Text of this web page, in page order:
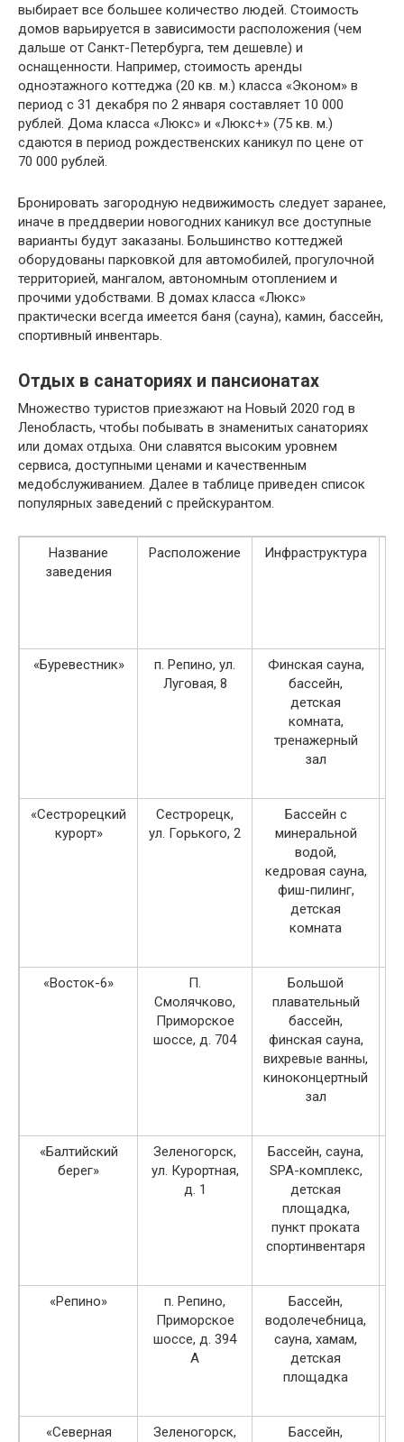
выбирает все большее количество людей. Стоимость
домов варьируется в зависимости расположения (чем
дальше от Санкт-Петербурга, тем дешевле) и
оснащенности. Например, стоимость аренды
одноэтажного коттеджа (20 кв. м.) класса «Эконом» в
период с 31 декабря по 2 января составляет 10 000
рублей. Дома класса «Люкс» и «Люкс+» (75 кв. м.)
сдаются в период рождественских каникул по цене от
70 000 рублей.
Бронировать загородную недвижимость следует заранее,
иначе в преддверии новогодних каникул все доступные
варианты будут заказаны. Большинство коттеджей
оборудованы парковкой для автомобилей, прогулочной
территорией, мангалом, автономным отоплением и
прочими удобствами. В домах класса «Люкс»
практически всегда имеется баня (сауна), камин, бассейн,
спортивный инвентарь.
Отдых в санаториях и пансионатах
Множество туристов приезжают на Новый 2020 год в
Ленобласть, чтобы побывать в знаменитых санаториях
или домах отдыха. Они славятся высоким уровнем
сервиса, доступными ценами и качественным
медобслуживанием. Далее в таблице приведен список
популярных заведений с прейскурантом.
Название
заведения
Расположение Инфраструктура
«Буревестник»
п. Репино, ул.
Луговая, 8
Финская сауна,
бассейн,
детская
комната,
тренажерный
зал
«Сестрорецкий
курорт»
Сестрорецк,
ул. Горького, 2
Бассейн с
минеральной
водой,
кедровая сауна,
фиш-пилинг,
детская
комната
«Восток-6»
П.
Смолячково,
Приморское
шоссе, д. 704
Большой
плавательный
бассейн,
финская сауна,
вихревые ванны,
киноконцертный
зал
«Балтийский
берег»
Зеленогорск,
ул. Курортная,
д. 1
Бассейн, сауна,
SPA-комплекс,
детская
площадка,
пункт проката
спортинвентаря
«Репино»
п. Репино,
Приморское
шоссе, д. 394
А
Бассейн,
водолечебница,
сауна, хамам,
детская
площадка
«Северная
Зеленогорск,
Бассейн,